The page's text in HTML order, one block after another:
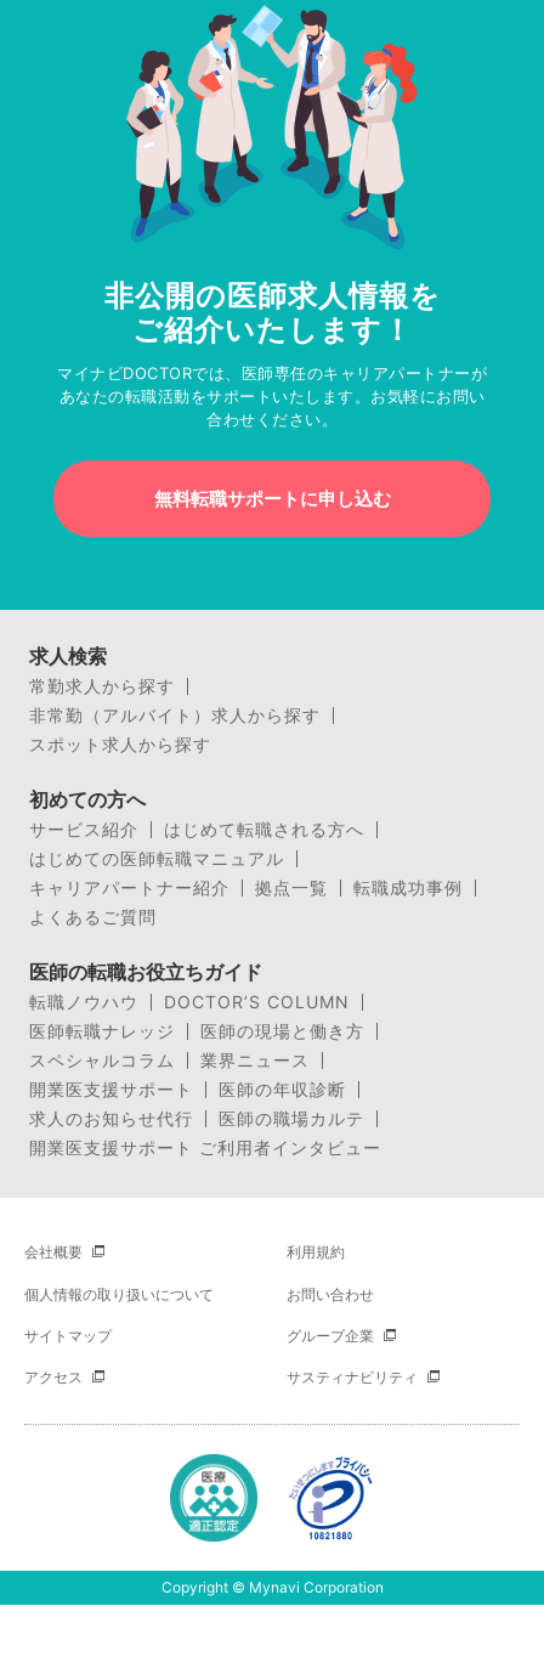
非公開の医師求人情報を
ご紹介いたします！
マイナビDOCTORでは、医師専任のキャリアパートナーが
あなたの転職活動をサポートいたします。お気軽にお問い
合わせください。
無料転職サポートに申し込む
求人検索
常勤求人から探す
非常勤（アルバイト）求人から探す
スポット求人から探す
初めての方へ
サービス紹介
はじめて転職される方へ
はじめての医師転職マニュアル
キャリアパートナー紹介
拠点一覧
転職成功事例
よくあるご質問
医師の転職お役立ちガイド
転職ノウハウ
DOCTOR’S COLUMN
医師転職ナレッジ
医師の現場と働き方
スペシャルコラム
業界ニュース
開業医支援サポート
医師の年収診断
求人のお知らせ代行
医師の職場カルテ
開業医支援サポート ご利用者インタビュー
会社概要 利用規約
個人情報の取り扱いについて お問い合わせ
サイトマップ グループ企業
アクセス サスティナビリティ
Copyright © Mynavi Corporation